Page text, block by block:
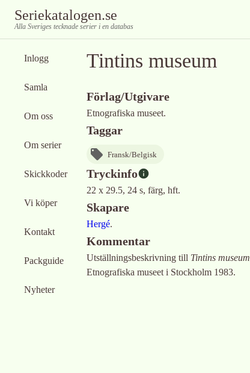
Seriekatalogen.se
Alla Sveriges tecknade serier i en databas
Inlogg
Samla
Om oss
Om serier
Skickkoder
Vi köper
Kontakt
Packguide
Nyheter
Tintins museum
Förlag/Utgivare
Etnografiska museet.
Taggar
Fransk/Belgisk
Tryckinfo
22 x 29.5, 24 s, färg, hft.
Skapare
Hergé.
Kommentar
Utställningsbeskrivning till Tintins museum
Etnografiska museet i Stockholm 1983.